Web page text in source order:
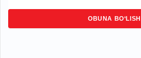
OBUNA BO‘LISH